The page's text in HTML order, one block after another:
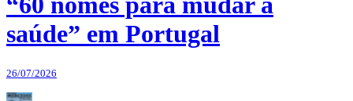
saúde” em Portugal
26/07/2026